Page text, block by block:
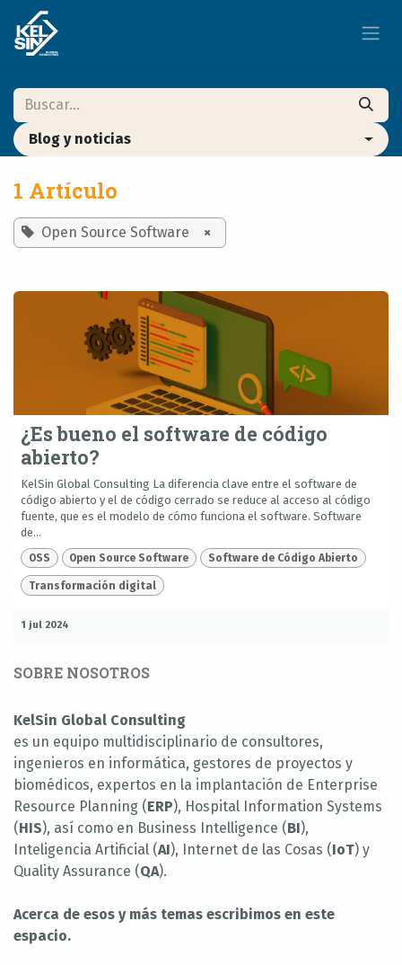
Ir al contenido
Blog y noticias
1 Artículo
Open Source Software ×
¿Es bueno el software de código
abierto?
KelSin Global Consulting La diferencia clave entre el software de
código abierto y el de código cerrado se reduce al acceso al código
fuente, que es el modelo de cómo funciona el software. Software
de...
OSS Open Source Software Software de Código Abierto
Transformación digital
1 jul 2024
SOBRE NOSOTROS
KelSin Global Consulting
es un equipo multidisciplinario de consultores,
ingenieros en informática, gestores de proyectos y
biomédicos, expertos en la implantación de Enterprise
Resource Planning (ERP), Hospital Information Systems
(HIS), así como en Business Intelligence (BI),
Inteligencia Artificial (AI), Internet de las Cosas (IoT) y
Quality Assurance (QA).
Acerca de esos y más temas escribimos en este
espacio.